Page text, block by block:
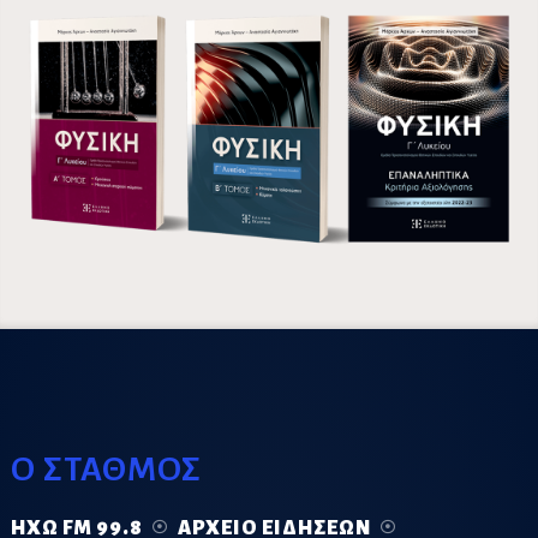
Ο ΣΤΑΘΜΟΣ
ΗΧΏ FM 99.8 ΑΡΧΕΊΟ ΕΙΔΉΣΕΩΝ